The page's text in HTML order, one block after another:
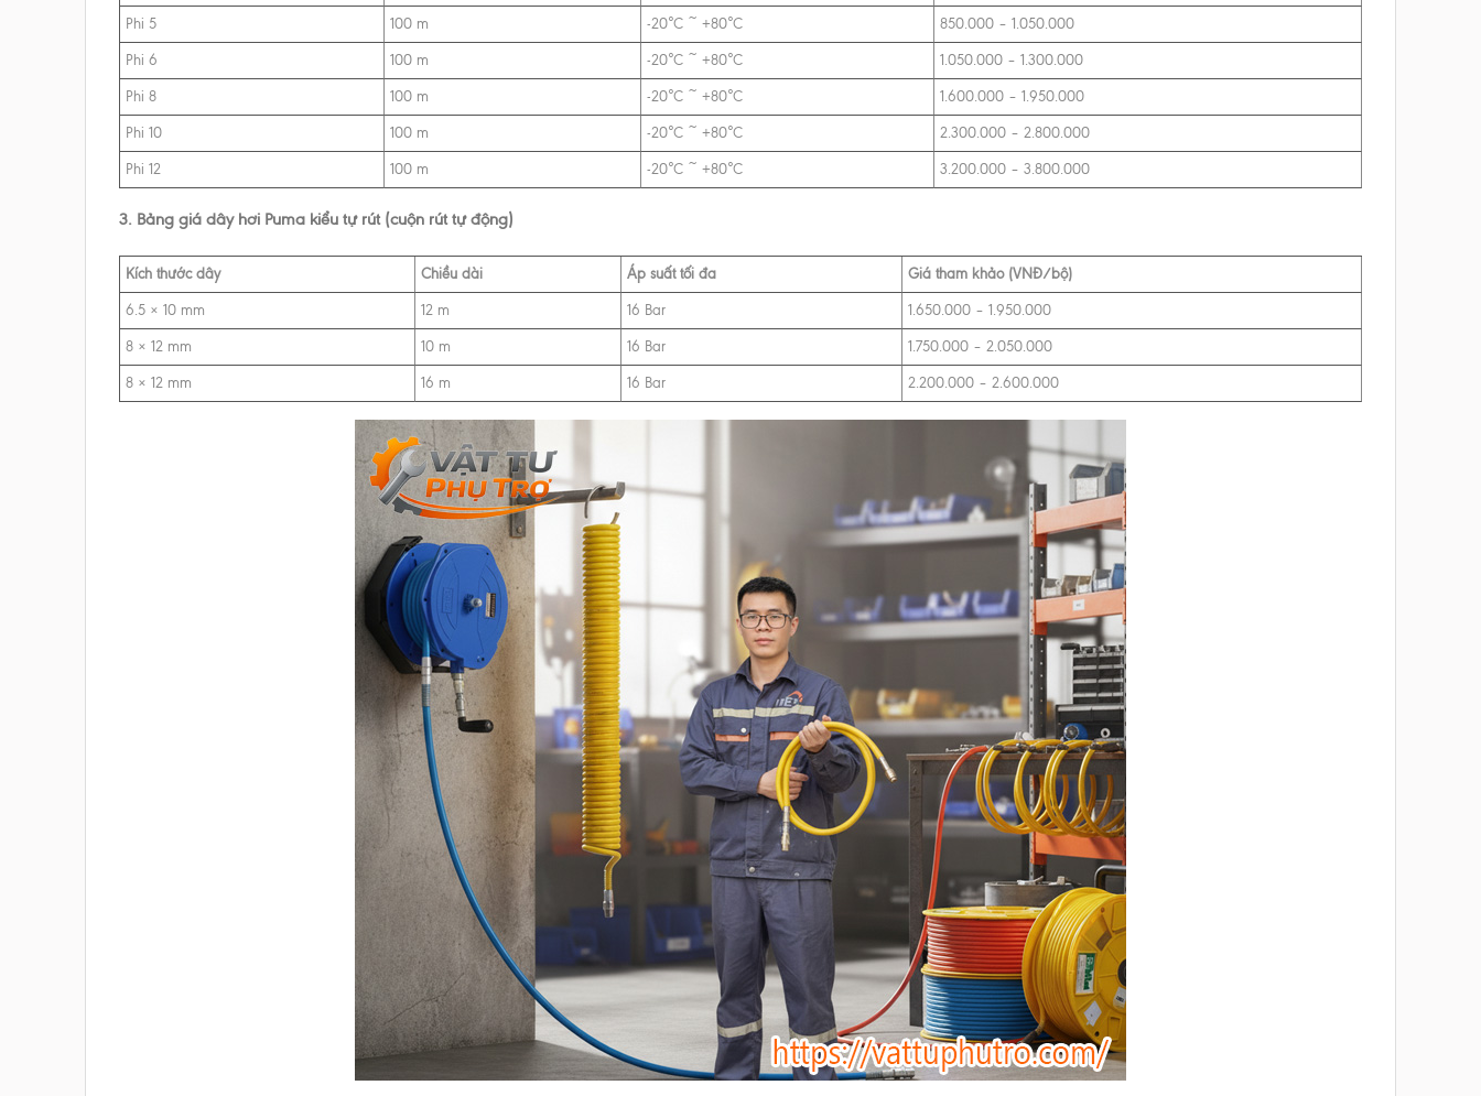
Phi 5
100 m -20°C ~ +80°C
850.000 – 1.050.000
Phi 6
100 m -20°C ~ +80°C
1.050.000 – 1.300.000
Phi 8
100 m -20°C ~ +80°C
1.600.000 – 1.950.000
Phi 10
100 m -20°C ~ +80°C
2.300.000 – 2.800.000
Phi 12
100 m -20°C ~ +80°C 3.200.000 – 3.800.000
3. Bảng giá dây hơi Puma kiểu tự rút (cuộn rút tự động)
Kích thước dây Chiều dài Áp suất tối đa
Giá tham khảo (VNĐ/bộ)
6.5 × 10 mm
12 m 16 Bar
1.650.000 – 1.950.000
8 × 12 mm
10 m 16 Bar
1.750.000 – 2.050.000
8 × 12 mm
16 m 16 Bar 2.200.000 – 2.600.000